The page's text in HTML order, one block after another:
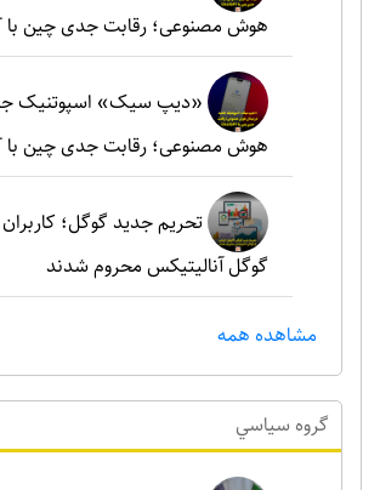
هوش مصنوعی؛ رقابت جدی چین با ChatGPT
«دیپ سیک» اسپوتنیک
هوش مصنوعی؛ رقابت جدی چین با ChatGPT
تحریم جدید گوگل؛ کاربران
گوگل آنالیتیکس محروم شدند
مشاهده همه
گروه سياسي